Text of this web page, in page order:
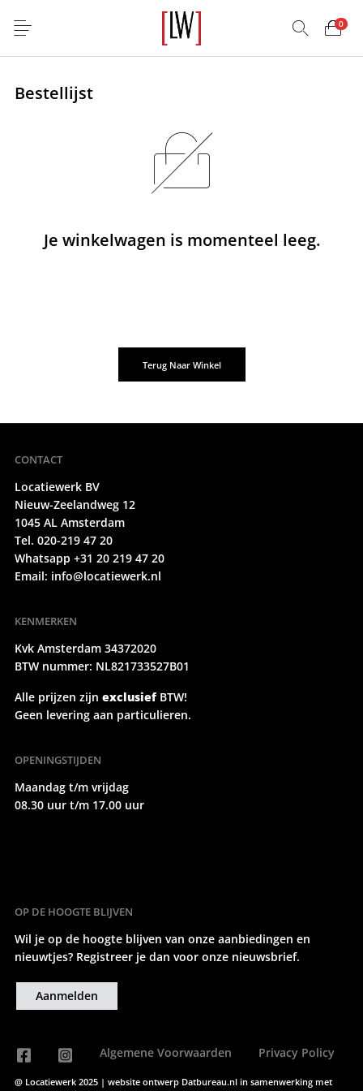
0
Bestellijst
Je winkelwagen is momenteel leeg.
Terug Naar Winkel
CONTACT
Locatiewerk BV
Nieuw-Zeelandweg 12
1045 AL Amsterdam
Tel. 020-219 47 20
Whatsapp +31 20 219 47 20
Email: info@locatiewerk.nl
KENMERKEN
Kvk Amsterdam 34372020
BTW nummer: NL821733527B01
Alle prijzen zijn exclusiefBTW!
Geen levering aan particulieren.
OPENINGSTIJDEN
Maandag t/m vrijdag
08.30 uur t/m 17.00 uur
OP DE HOOGTE BLIJVEN
Wil je op de hoogte blijven van onze aanbiedingen en
nieuwtjes? Registreer je dan voor onze nieuwsbrief.
Aanmelden
Algemene Voorwaarden Privacy Policy
@ Locatiewerk 2025 | website ontwerp Datbureau.nl in samenwerking met